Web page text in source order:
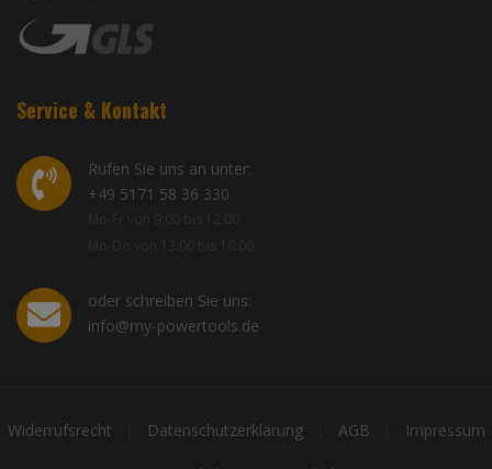
Service & Kontakt
Rufen Sie uns an unter:
+49 5171 58 36 330
oder schreiben Sie uns:
info@my-powertools.de
Widerrufsrecht Datenschutzerklärung AGB Impressum